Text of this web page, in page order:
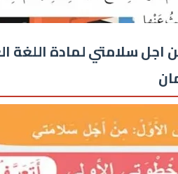
سلامتي لمادة اللغة